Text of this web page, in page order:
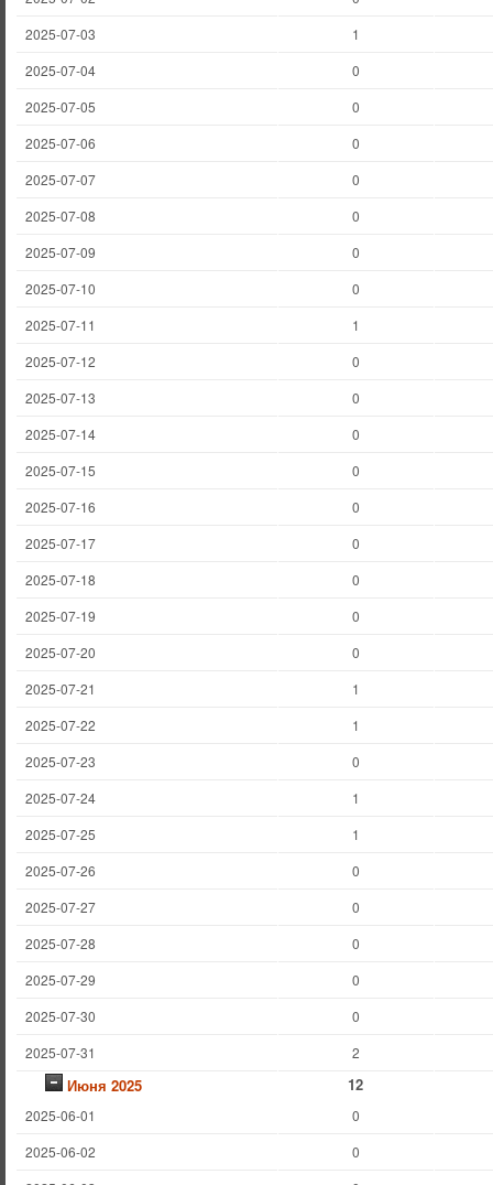
2025-07-03
1
2025-07-04
0
2025-07-05
0
2025-07-06
0
2025-07-07
0
2025-07-08
0
2025-07-09
0
2025-07-10
0
2025-07-11
1
2025-07-12
0
2025-07-13
0
2025-07-14
0
2025-07-15
0
2025-07-16
0
2025-07-17
0
2025-07-18
0
2025-07-19
0
2025-07-20
0
2025-07-21
1
2025-07-22
1
2025-07-23
0
2025-07-24
1
2025-07-25
1
2025-07-26
0
2025-07-27
0
2025-07-28
0
2025-07-29
0
2025-07-30
0
2025-07-31
2
Июня 2025 12
2025-06-01
0
2025-06-02
0